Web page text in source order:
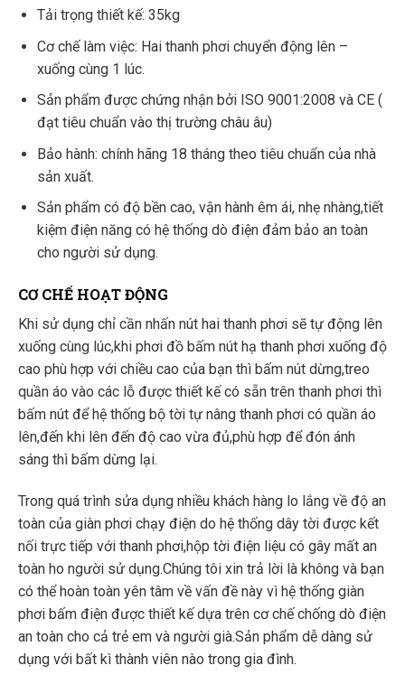
Tải trọng thiết kế: 35kg
Cơ chế làm việc: Hai thanh phơi chuyển động lên –
xuống cùng 1 lúc.
Sản phẩm được chứng nhận bởi ISO 9001:2008 và CE (
đạt tiêu chuẩn vào thị trường châu âu)
Bảo hành: chính hãng 18 tháng theo tiêu chuẩn của nhà
sản xuất.
Sản phẩm có độ bền cao, vận hành êm ái, nhẹ nhàng,tiết
kiệm điện năng có hệ thống dò điện đảm bảo an toàn
cho người sử dụng.
CƠ CHẾ HOẠT ĐỘNG
Khi sử dụng chỉ cần nhấn nút hai thanh phơi sẽ tự động lên
xuống cùng lúc,khi phơi đồ bấm nút hạ thanh phơi xuống độ
cao phù hợp với chiều cao của bạn thì bấm nút dừng,treo
quần áo vào các lỗ được thiết kế có sẵn trên thanh phơi thì
bấm nút để hệ thống bộ tời tự nâng thanh phơi có quần áo
lên,đến khi lên đến độ cao vừa đủ,phù hợp để đón ánh
sáng thì bấm dừng lại.
Trong quá trình sửa dụng nhiều khách hàng lo lắng về độ an
toàn của giàn phơi chạy điện do hệ thống dây tời được kết
nối trực tiếp với thanh phơi,hộp tời điện liệu có gây mất an
toàn ho người sử dụng.Chúng tôi xin trả lời là không và bạn
có thể hoàn toàn yên tâm về vấn đề này vì hệ thống giàn
phơi bấm điện được thiết kế dựa trên cơ chế chống dò điện
an toàn cho cả trẻ em và người già.Sản phẩm dễ dàng sử
dụng với bất kì thành viên nào trong gia đình.